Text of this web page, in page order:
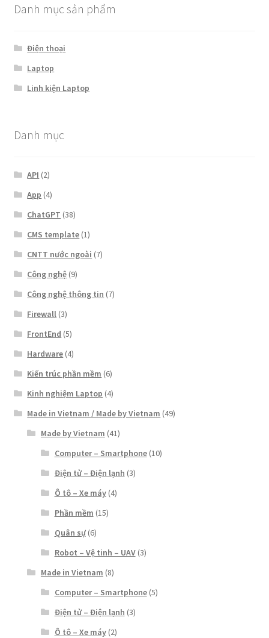
Danh mục sản phẩm
Điện thoại
Laptop
Linh kiện Laptop
Danh mục
API (2)
App (4)
ChatGPT (38)
CMS template (1)
CNTT nước ngoài (7)
Công nghệ (9)
Công nghệ thông tin (7)
Firewall (3)
FrontEnd (5)
Hardware (4)
Kiến trúc phần mềm (6)
Kinh nghiệm Laptop (4)
Made in Vietnam / Made by Vietnam (49)
Made by Vietnam (41)
Computer – Smartphone(10)
Điện tử – Điện lạnh (3)
Ô tô – Xe máy(4)
Phần mềm (15)
Quân sự(6)
Robot – Vệ tinh – UAV(3)
Made in Vietnam (8)
Computer – Smartphone(5)
Điện tử – Điện lạnh (3)
Ô tô – Xe máy(2)